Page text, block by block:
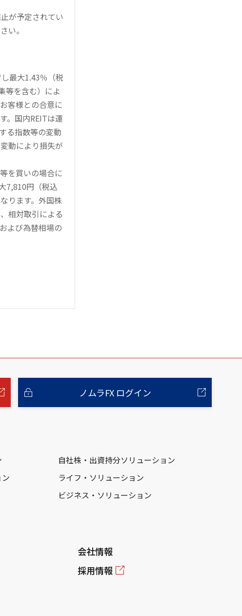
が予定されてい
い。
最大1.43％（税
等を含む）によ
客様との合意に
。国内REITは運
る指数等の変動
動により損失が
を買いの場合に
7,810円（税込
ります。外国株
相対取引による
よび為替相場の
ノムラFX ログイン
自社株・出資持分ソリューション
ライフ・ソリューション
ビジネス・ソリューション
会社情報
採用情報